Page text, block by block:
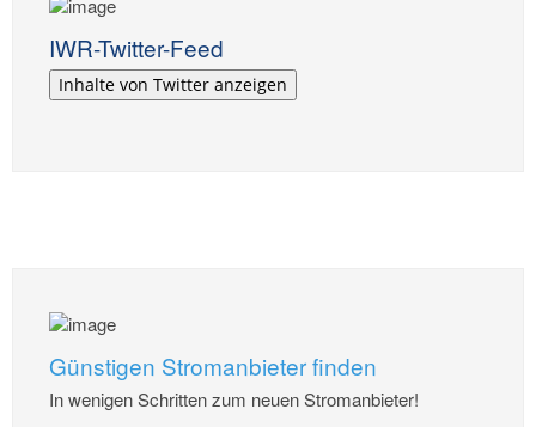
IWR-Twitter-Feed
Inhalte von Twitter anzeigen
Günstigen Stromanbieter finden
In wenigen Schritten zum neuen Stromanbieter!